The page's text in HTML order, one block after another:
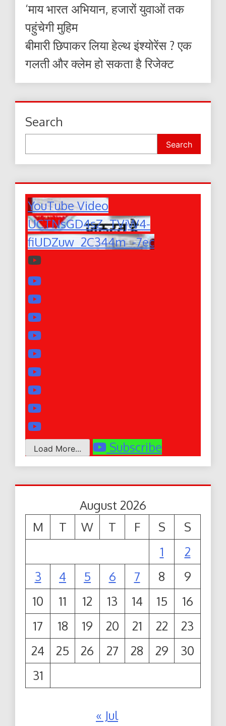
‘माय भारत अभियान, हजारों युवाओं तक
पहुंचेगी मुहिम
बीमारी छिपाकर लिया हेल्थ इंश्योरेंस ? एक
गलती और क्लेम हो सकता है रिजेक्ट
Search
Search
YouTube Video
UCTNsGD4sZ_TVjW4-
fiUDZuw_2C344m_-7ec
Load More... Subscribe
August 2026
M
T W T F S
S
1
2
3
4 5 6 7 8
9
10
11 12 13 14 15
16
17
18 19 20 21 22
23
24
25 26 27 28 29
30
31
« Jul